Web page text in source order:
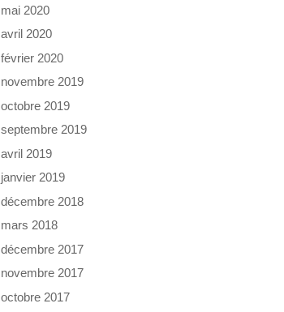
mai 2020
avril 2020
février 2020
novembre 2019
octobre 2019
septembre 2019
avril 2019
janvier 2019
décembre 2018
mars 2018
décembre 2017
novembre 2017
octobre 2017